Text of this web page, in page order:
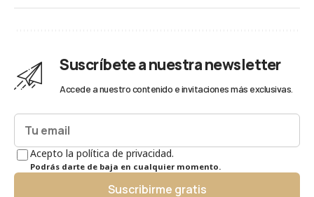
Suscríbete a nuestra newsletter
Accede a nuestro contenido e invitaciones más exclusivas.
Acepto la política de privacidad.
Podrás darte de baja en cualquier momento.
Suscribirme gratis